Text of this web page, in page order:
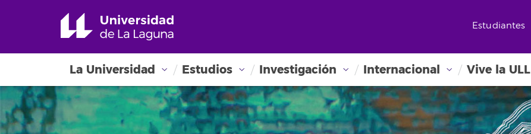
Estudiantes
La Universidad Estudios Investigación Internacional Vive la ULL